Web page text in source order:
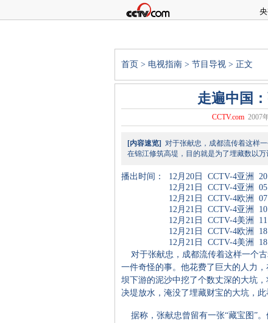
首页 > 电视指南 > 节目导视 > 正文
走遍中国
CCTV.com 2007
[内容速览] 对于张献忠，成都流传着这样
在锦江修筑高堤，目的就是为了埋藏数以万
播出时间： 12月20日 CCTV-4亚洲
12月21日 CCTV-4亚洲
12月21日 CCTV-4欧洲
12月21日 CCTV-4亚洲
12月21日 CCTV-4美洲
12月21日 CCTV-4欧洲
12月21日 CCTV-4美洲
对于张献忠，成都流传着这样一个古
一件奇怪的事。他花费了巨大的人力
坝下游的泥沙中挖了个数丈深的大坑
决堤放水，淹没了埋藏财宝的大坑，此
据称，张献忠曾留有一张“藏宝图”